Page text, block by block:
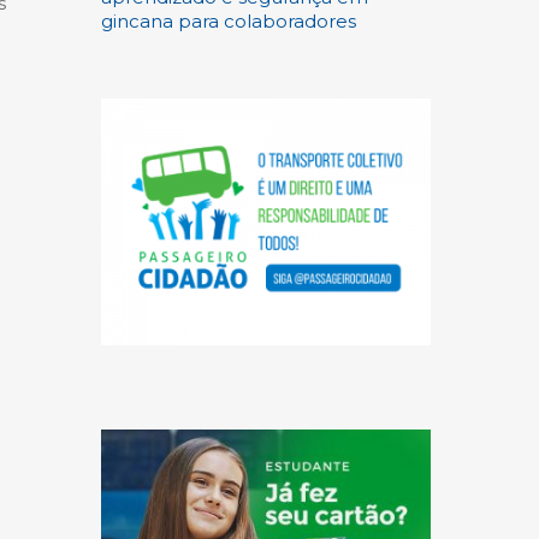
gincana para colaboradores